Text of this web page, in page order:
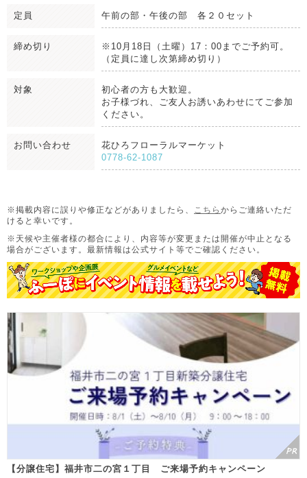
定員 午前の部・午後の部 各２０セット
締め切り
※10月18日（土曜）17：00までご予約可。
（定員に達し次第締め切り）
対象
初心者の方も大歓迎。
お子様づれ、ご友人お誘いあわせにてご参加
ください。
お問い合わせ
花ひろフローラルマーケット
0778-62-1087
※掲載内容に誤りや修正などがありましたら、 こちら からご連絡いただ
けると幸いです。
※天候や主催者様の都合により、内容等が変更または開催が中止となる
場合がございます。 最新情報は公式サイト等でご確認ください。
【分譲住宅】福井市二の宮１丁目 ご来場予約キャンペーン